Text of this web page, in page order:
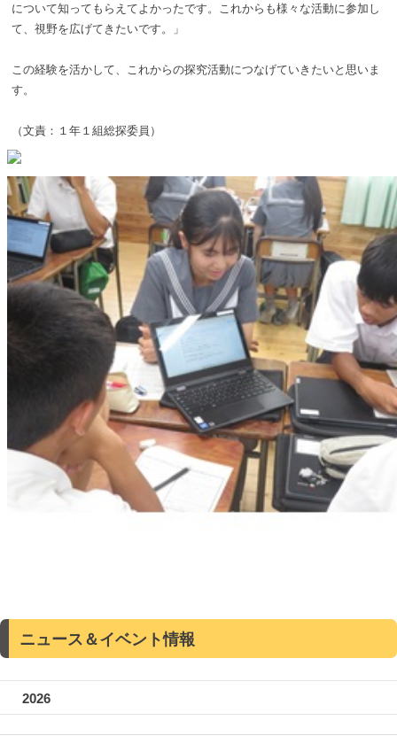
について知ってもらえてよかったです。これからも様々な活動に参加し
て、視野を広げてきたいです。」
この経験を活かして、これからの探究活動につなげていきたいと思いま
す。
（文責：１年１組総探委員）
ニュース＆イベント情報
2026